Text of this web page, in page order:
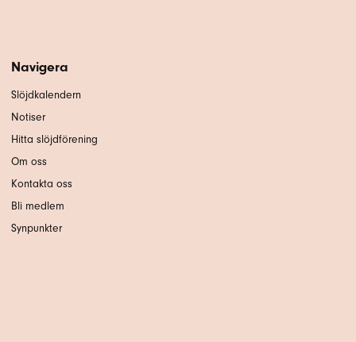
Navigera
Slöjdkalendern
Notiser
Hitta slöjdförening
Om oss
Kontakta oss
Bli medlem
Synpunkter